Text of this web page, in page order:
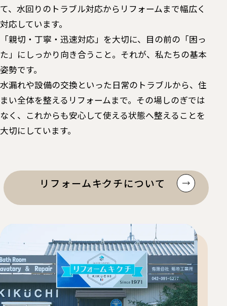
て、水回りのトラブル対応からリフォームまで幅広く
対応しています。
「親切・丁寧・迅速対応」を大切に、目の前の「困っ
た」にしっかり向き合うこと。それが、私たちの基本
姿勢です。
水漏れや設備の交換といった日常のトラブルから、住
まい全体を整えるリフォームまで。その場しのぎでは
なく、これからも安心して使える状態へ整えることを
大切にしています。
リフォームキクチについて